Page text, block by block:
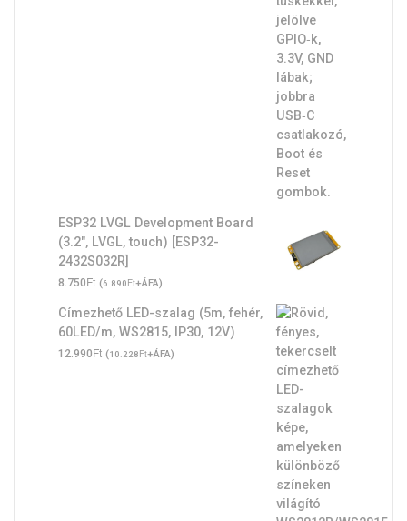
ESP32 LVGL Development Board
(3.2", LVGL, touch) [ESP32-
2432S032R]
8.750Ft (6.890Ft+ÁFA)
Címezhető LED-szalag (5m, fehér,
60LED/m, WS2815, IP30, 12V)
12.990Ft (10.228Ft+ÁFA)